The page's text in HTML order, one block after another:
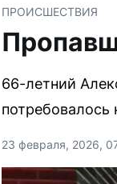
ПРОИСШЕСТВИЯ
66-летний
потребовалось
23 февраля, 2026,